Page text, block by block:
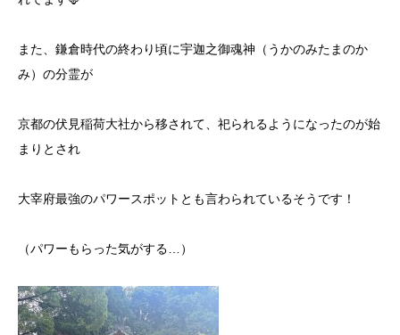
また、鎌倉時代の終わり頃に宇迦之御魂神（うかのみたまのか
み）の分霊が
京都の伏見稲荷大社から移されて、祀られるようになったのが始
まりとされ
大宰府最強のパワースポットとも言わられているそうです！
（パワーもらった気がする…）